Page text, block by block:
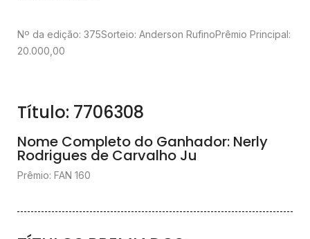
Nº da edição: 375Sorteio: Anderson RufinoPrêmio Principal:
20.000,00
Título: 7706308
Nome Completo do Ganhador: Nerly
Rodrigues de Carvalho Ju
Prêmio: FAN 160